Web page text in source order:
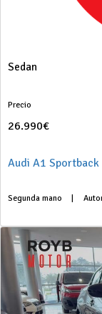
Sedan
Precio
26.990€
Audi A1
Segunda mano